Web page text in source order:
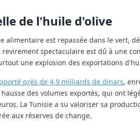
de l'huile d'olive
alimentaire est repassée dans le vert,
spectaculaire est dû à une
une explosion des exportations
près de 4,9 milliards de dinars,
des volumes exportés, qui ont
La Tunisie a su valoriser sa
aux réserves de change.